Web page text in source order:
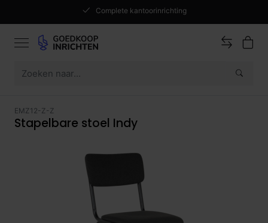
Complete kantoorinrichting
EMZ12-Z-Z
Stapelbare stoel Indy